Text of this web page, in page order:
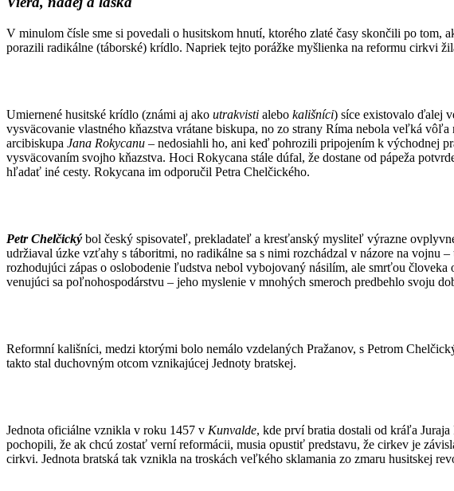
V minulom čísle sme si povedali o husitskom hnutí, ktorého zlaté časy skončili po tom,
porazili radikálne (táborské) krídlo. Napriek tejto porážke myšlienka na reformu cirkvi
Umiernené husitské krídlo (známi aj ako utrakvisti alebo kališníci) síce existovalo ďalej
vysväcovanie vlastného kňazstva vrátane biskupa, no zo strany Ríma nebola veľká
arcibiskupa Jana Rokycanu – nedosiahli ho, ani keď pohrozili pripojením k východnej
vysväcovaním svojho kňazstva. Hoci Rokycana stále dúfal, že dostane od pápeža
hľadať iné cesty. Rokycana im odporučil Petra Chelčického.
Petr Chelčický bol český spisovateľ, prekladateľ a kresťanský mysliteľ výrazne
udržiaval úzke vzťahy s táboritmi, no radikálne sa s nimi rozchádzal v názore na vojnu
rozhodujúci zápas o oslobodenie ľudstva nebol vybojovaný násilím, ale smrťou
venujúci sa poľnohospodárstvu – jeho myslenie v mnohých smeroch predbehlo svoju
Reformní kališníci, medzi ktorými bolo nemálo vzdelaných Pražanov, s Petrom
takto stal duchovným otcom vznikajúcej Jednoty bratskej.
Jednota oficiálne vznikla v roku 1457 v Kunvalde, kde prví bratia dostali od kráľa
pochopili, že ak chcú zostať verní reformácii, musia opustiť predstavu, že cirkev je
cirkvi. Jednota bratská tak vznikla na troskách veľkého sklamania zo zmaru husitskej